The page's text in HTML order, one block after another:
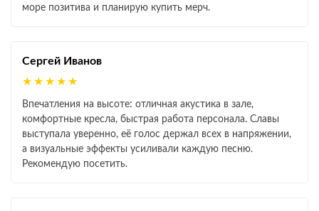
море позитива и планирую купить мерч.
Сергей Иванов
★★★★★
Впечатления на высоте: отличная акустика в зале,
комфортные кресла, быстрая работа персонала. Славы
выступала уверенно, её голос держал всех в напряжении,
а визуальные эффекты усиливали каждую песню.
Рекомендую посетить.